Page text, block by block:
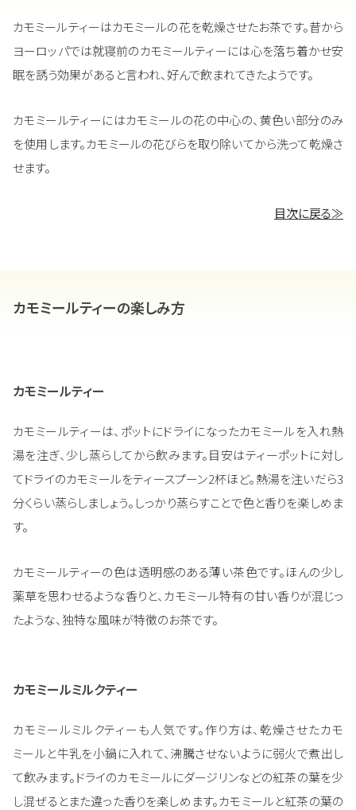
カモミールティーはカモミールの花を乾燥させたお茶です。昔から
ヨーロッパでは就寝前のカモミールティーには心を落ち着かせ安
眠を誘う効果があると言われ、好んで飲まれてきたようです。
カモミールティーにはカモミールの花の中心の、黄色い部分のみ
を使用します。カモミールの花びらを取り除いてから洗って乾燥さ
せます。
目次に戻る≫
カモミールティーの楽しみ方
カモミールティー
カモミールティーは、ポットにドライになったカモミールを入れ熱
湯を注ぎ、少し蒸らしてから飲みます。目安はティーポットに対し
てドライのカモミールをティースプーン2杯ほど。熱湯を注いだら3
分くらい蒸らしましょう。しっかり蒸らすことで色と香りを楽しめま
す。
カモミールティーの色は透明感のある薄い茶色です。ほんの少し
薬草を思わせるような香りと、カモミール特有の甘い香りが混じっ
たような、独特な風味が特徴のお茶です。
カモミールミルクティー
カモミールミルクティーも人気です。作り方は、乾燥させたカモ
ミールと牛乳を小鍋に入れて、沸騰させないように弱火で煮出し
て飲みます。ドライのカモミールにダージリンなどの紅茶の葉を少
し混ぜるとまた違った香りを楽しめます。カモミールと紅茶の葉の